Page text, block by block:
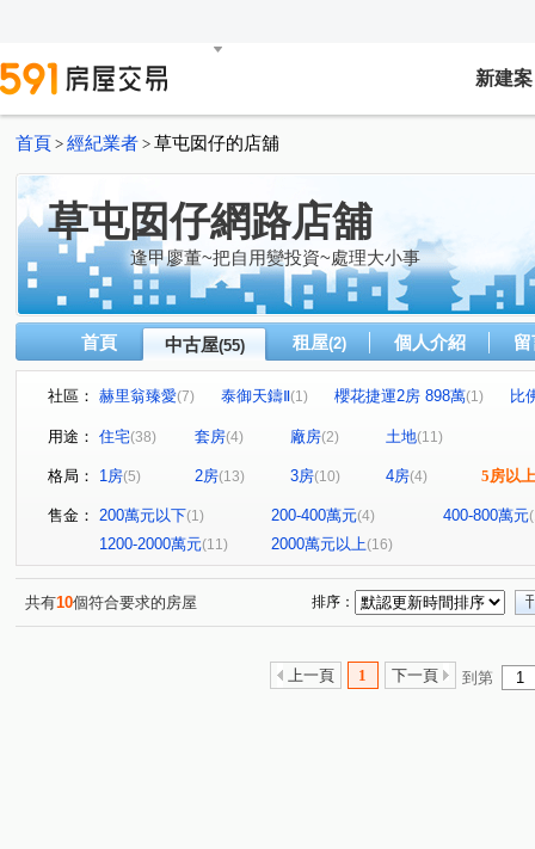
新建案
首頁 > 經紀業者 > 草屯囡仔的店舖
草屯囡仔網路店舖
逢甲廖董~把自用變投資~處理大小事
首頁 中古屋(55) 租屋(2) 個人介紹
社區： 赫里翁臻愛(7) 泰御天鑄Ⅱ(1) 櫻花捷運2房 898萬(1)
比
廣三大時代大廈
(1) 大衛營 (2) 狀元家庭 (1)
VVS1 木森福隆 市場角間透店 (1) 展豐臻品墅(1)
低總價超美公寓 允將一著(1) 市政1號院 (1)
寶爵金鑽
頭汴坑段(1) 西安街 環中路二段(7)
西屯路二段(1) 華美街(2) 忠明南路(1) 工學二街(1)
瀋陽路三段(1) 瀋陽北路(1) 三民一街(2)
天津路四段(1) 昌平路二段(1) 中新巷(1) 敦富一街(1)
黎明路三段 青海南街(1)
用途： 住宅(38) 套房(4) 廠房(2) 土地(11)
格局： 1房(5) 2房(13) 3房(10) 4房(4) 5房以上
售金： 200萬元以下(1) 200-400萬元(4) 400-800萬元
1200-2000萬元(11) 2000萬元以上(16)
共有10個符合要求的房屋 排序：
上一頁 1 下一頁 到第